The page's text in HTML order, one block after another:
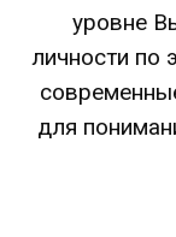
уровне
личности по
для